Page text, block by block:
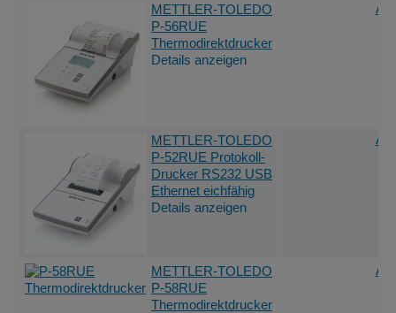
METTLER-TOLEDO
P-56RUE
Thermodirektdrucker
Details anzeigen
METTLER-TOLEDO
P-52RUE Protokoll-
Drucker RS232 USB
Ethernet eichfähig
Details anzeigen
METTLER-TOLEDO
P-58RUE
Thermodirektdrucker